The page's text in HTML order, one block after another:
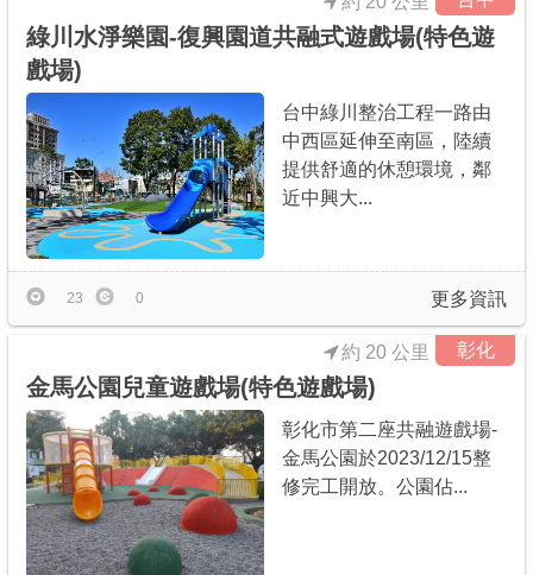
綠川水淨樂園-復興園道共融式遊戲場(特色遊
戲場)
台中綠川整治工程一路由
中西區延伸至南區，陸續
提供舒適的休憩環境，鄰
近中興大...
更多資訊
23 0
彰化
金馬公園兒童遊戲場(特色遊戲場)
約 20 公里
彰化市第二座共融遊戲場-
金馬公園於2023/12/15整
修完工開放。公園佔...